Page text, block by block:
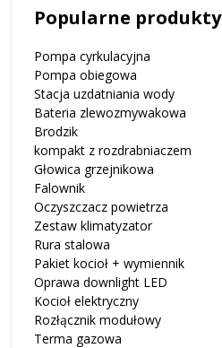
Popularne produkty
Pompa cyrkulacyjna
Pompa obiegowa
Stacja uzdatniania wody
Bateria zlewozmywakowa
Brodzik
kompakt z rozdrabniaczem
Głowica grzejnikowa
Falownik
Oczyszczacz powietrza
Zestaw klimatyzator
Rura stalowa
Pakiet kocioł + wymiennik
Oprawa downlight LED
Kocioł elektryczny
Rozłącznik modułowy
Terma gazowa